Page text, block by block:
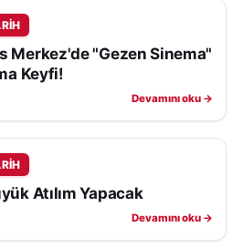
Merkez'de "Gezen Sinema"
Keyfi!
Devamını oku →
Atılım Yapacak
Devamını oku →